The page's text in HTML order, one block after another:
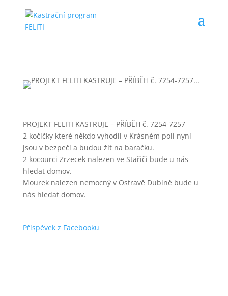
PROJEKT FELITI KASTRUJE – PŘÍBĚH č. 7254-7257
2 kočičky které někdo vyhodil v Krásném poli nyní
jsou v bezpečí a budou žít na baračku.
2 kocourci Zrzecek nalezen ve Stařiči bude u nás
hledat domov.
Mourek nalezen nemocný v Ostravě Dubině bude u
nás hledat domov.
Příspěvek z Facebooku